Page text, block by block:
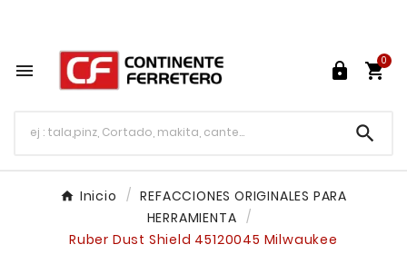
  
0

Inicio
REFACCIONES ORIGINALES PARA
HERRAMIENTA
Ruber Dust Shield 45120045 Milwaukee